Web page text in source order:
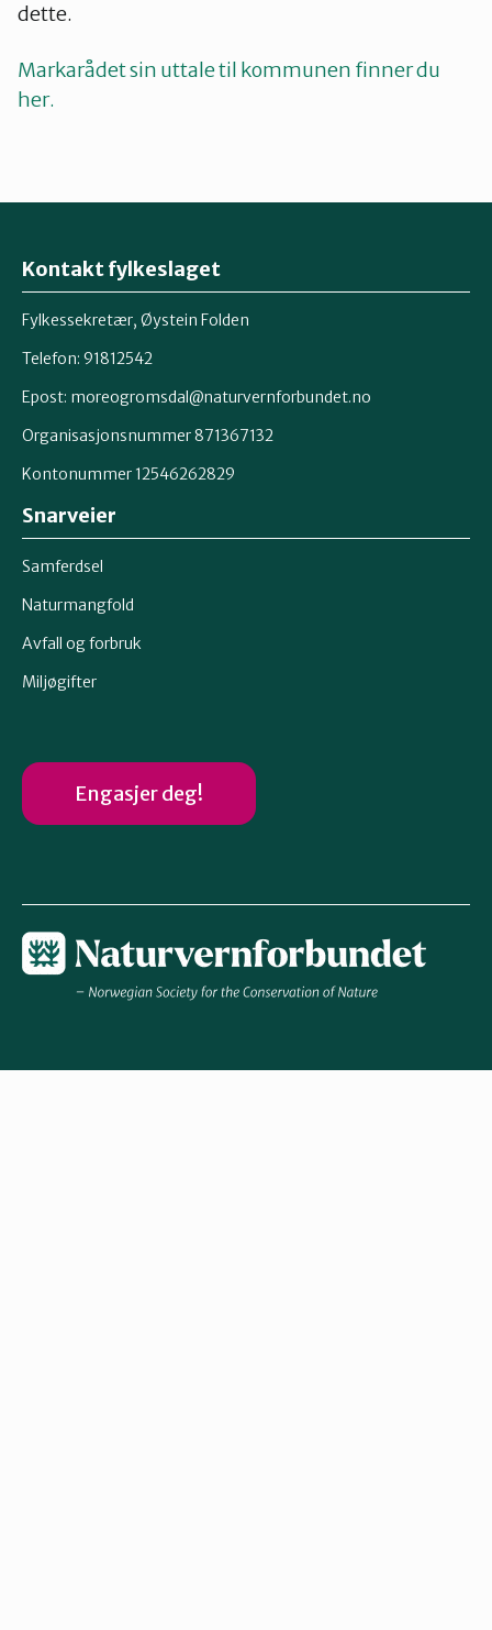
dette.
Markarådet sin uttale til kommunen finner du
her.
Kontakt fylkeslaget
Fylkessekretær, Øystein Folden
Telefon: 91812542
Epost: moreogromsdal@naturvernforbundet.no
Organisasjonsnummer 871367132
Kontonummer 12546262829
Snarveier
Samferdsel
Naturmangfold
Avfall og forbruk
Miljøgifter
Engasjer deg!